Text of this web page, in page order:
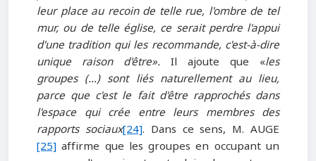
leur place au recoin de telle rue, l'ombre de tel
mur, ou de telle église, ce serait perdre l'appui
d'une tradition qui les recommande, c'est-à-dire
unique raison d'être». Il ajoute que «les
groupes (…) sont liés naturellement au lieu,
parce que c'est le fait d'être rapprochés dans
l'espace qui crée entre leurs membres des
rapports sociaux[24]. Dans ce sens, M. AUGE
[25] affirme que les groupes en occupant un